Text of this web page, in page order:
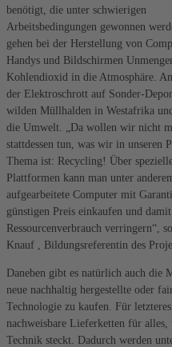
benötigt, die unter schwierigen
Arbeitsbedingungen gewonnen
gehen bei der Herstellung von
Handys und Bildschirmen
Kohlendioxid in die Atmosphäre.
der Elektroschrott auf Sonder-
wilden Müllhalden in Westafrika
die Umwelt. „Da wollen wir nicht
stattdessen tun, was wir in unseren
Thema ist: Recycling! Über
Plattformen kann man unter
aufgearbeitete Computer mit
günstigen Preis einkaufen und
Ressourcenverbrauch verringern“,
Knauf , Bildungsreferentin des
Daneben gibt es natürlich auch die
neue nachhaltig hergestellte oder
Technologie zu kaufen. Für
nachweisbare Lieferketten für alles,
Technik steckt. Dadurch werden